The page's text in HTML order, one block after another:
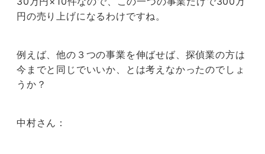
円の売り上げになるわけですね。
例えば、他の３つの事業を伸ばせば、探偵業の方は
今までと同じでいいか、とは考えなかったのでしょ
うか？
中村さん：